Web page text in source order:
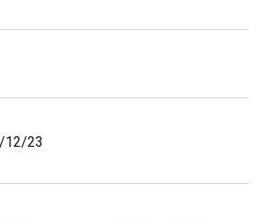
12/23